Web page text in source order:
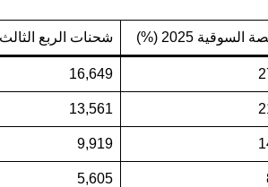
السوقية 2025 (%) شحنات الربع الثالث 2024
16,649
13,561
9,919
5,605